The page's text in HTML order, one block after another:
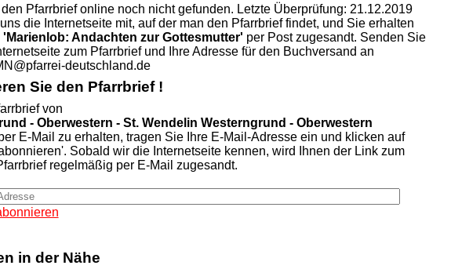
Pfarrbrief online noch nicht gefunden. Letzte Überprüfung: 21.12.2019
die Internetseite mit, auf der man den Pfarrbrief findet, und Sie erhalten
'Marienlob: Andachten zur Gottesmutter' per Post zugesandt. Senden Sie
zum Pfarrbrief und Ihre Adresse für den Buchversand an
deutschland.de
Sie den Pfarrbrief !
von
- Oberwestern - St. Wendelin Westerngrund - Oberwestern
E-Mail zu erhalten, tragen Sie Ihre E-Mail-Adresse ein und klicken auf
Sobald wir die Internetseite kennen, wird Ihnen der Link zum
regelmäßig per E-Mail zugesandt.
in der Nähe